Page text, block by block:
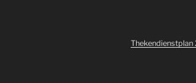
Thekendienstplan